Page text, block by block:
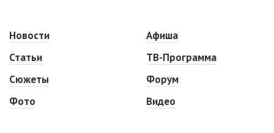
Новости
Статьи
Сюжеты
Фото
Афиша
ТВ-Программа
Форум
Видео